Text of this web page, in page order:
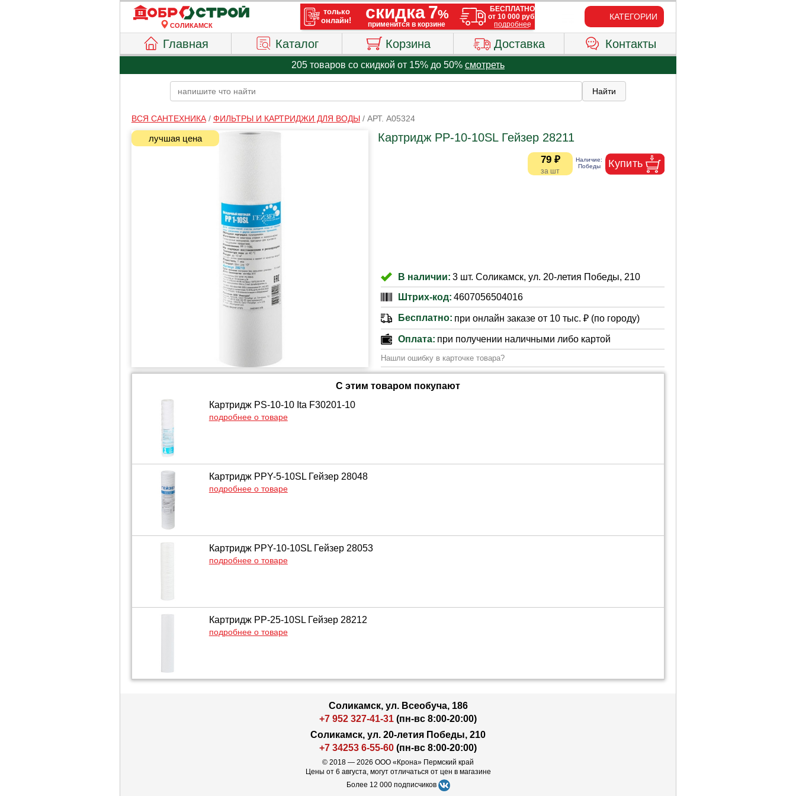
СОЛИКАМСК
КАТЕГОРИИ
Главная Каталог Корзина Доставка Контакты
205 товаров со скидкой от 15% до 50% смотреть
ВСЯ САНТЕХНИКА/ ФИЛЬТРЫ И КАРТРИДЖИ ДЛЯ ВОДЫ/ АРТ. A05324
Картридж PP-10-10SL Гейзер 28211
79 ₽
В наличии: 3 шт. Соликамск, ул. 20-летия Победы, 210
Штрих-код: 4607056504016
Бесплатно: при онлайн заказе от 10 тыс. ₽ (по городу)
Оплата: при получении наличными либо картой
Нашли ошибку в карточке товара?
С этим товаром покупают
Картридж PS-10-10 Ita F30201-10
подробнее о товаре
Картридж PPY-5-10SL Гейзер 28048
подробнее о товаре
Картридж PPY-10-10SL Гейзер 28053
подробнее о товаре
Картридж PP-25-10SL Гейзер 28212
подробнее о товаре
Соликамск, ул. Всеобуча, 186
+7 952 327-41-31 (пн-вс 8:00-20:00)
Соликамск, ул. 20-летия Победы, 210
+7 34253 6-55-60 (пн-вс 8:00-20:00)
© 2018 — 2026 ООО «Крона» Пермский край
Цены от 6 августа, могут отличаться от цен в магазине
Более 12 000 подписчиков